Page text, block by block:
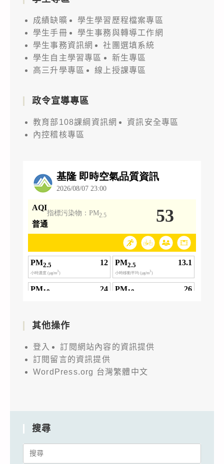
成績缺曠
學生學習歷程檔案專區
學生手冊
學生事務與轉導工作網
學生事務資訊網
社團選填系統
學生自主學習專區
新生專區
高三升學專區
線上授課專區
政令宣導專區
教育部108課綱資訊網
資訊安全專區
內控稽核專區
其他操作
登入
訂閱網站內容的資訊提供
訂閱留言的資訊提供
WordPress.org 台灣繁體中文
搜尋
Search